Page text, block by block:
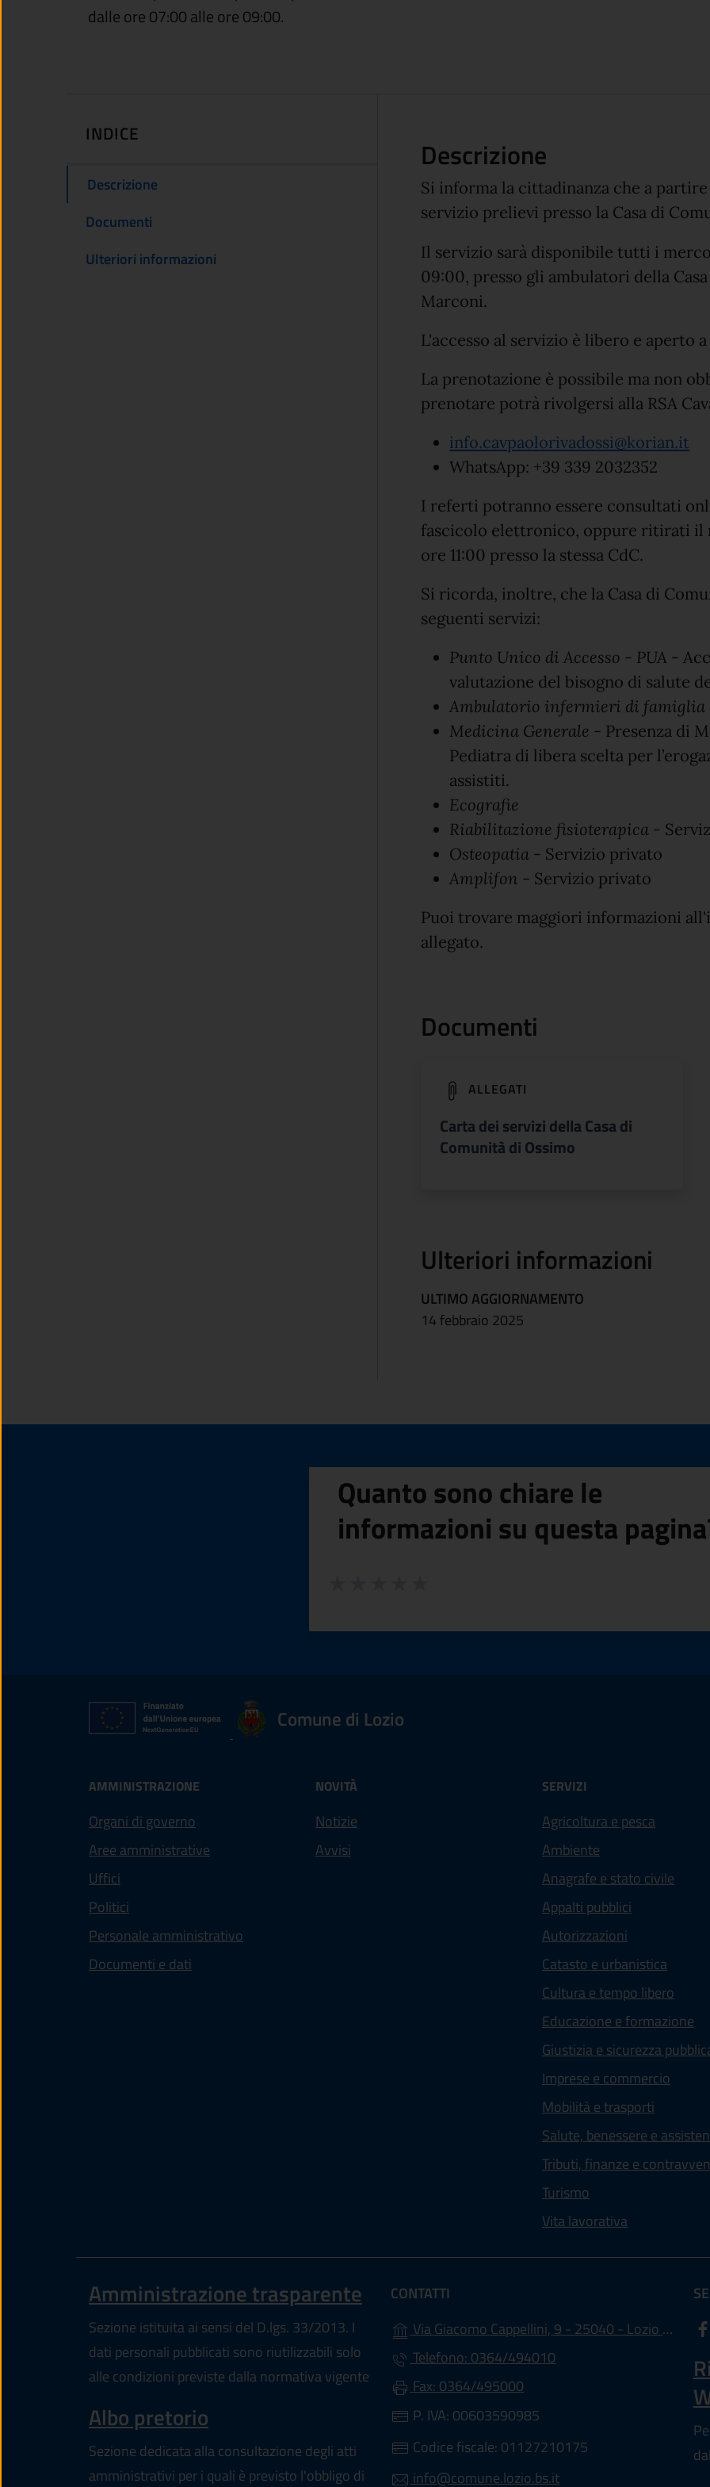
dalle ore 07:00 alle ore 09:00.
INDICE
Descrizione
Documenti
Ulteriori informazioni
Descrizione
Si informa la cittadinanza che a
servizio prelievi presso la Casa di
Il servizio sarà disponibile tutti i
09:00, presso gli ambulatori della
Marconi.
L'accesso al servizio è libero e aperto
La prenotazione è possibile ma non
prenotare potrà rivolgersi alla RSA
info.cavpaolorivadossi@korian.it
WhatsApp: +39 339 2032352
I referti potranno essere consultati
fascicolo elettronico, oppure ritirati il
ore 11:00 presso la stessa CdC.
Si ricorda, inoltre, che la Casa di
seguenti servizi:
Punto Unico di Accesso - PUA -
valutazione del bisogno di salute
Ambulatorio infermieri di famiglia
Medicina Generale - Presenza di
Pediatra di libera scelta per
assistiti.
Ecografie
Riabilitazione fisioterapica -
Osteopatia - Servizio privato
Amplifon - Servizio privato
Puoi trovare maggiori informazioni
allegato.
Documenti
ALLEGATI
Carta dei servizi della Casa di
Comunità di Ossimo
(apre in un'altra scheda).
Ulteriori informazioni
ULTIMO AGGIORNAMENTO
14 febbraio 2025
Quanto sono chiare le
informazioni su questa
Comune di Lozio
AMMINISTRAZIONE
Organi di governo
Aree amministrative
Uffici
Politici
Personale amministrativo
Documenti e dati
NOVITÀ
Notizie
Avvisi
SERVIZI
Agricoltura e pesca
Ambiente
Anagrafe e stato civile
Appalti pubblici
Autorizzazioni
Catasto e urbanistica
Cultura e tempo libero
Educazione e formazione
Giustizia e sicurezza
Imprese e commercio
Mobilità e trasporti
Salute, benessere e
Tributi, finanze e
Turismo
Vita lavorativa
Amministrazione trasparente
Sezione istituita ai sensi del D.lgs. 33/2013. I
dati personali pubblicati sono riutilizzabili solo
alle condizioni previste dalla normativa vigente
Albo pretorio
Sezione dedicata alla consultazione degli atti
amministrativi per i quali è previsto l'obbligo di
CONTATTI
Via Giacomo Cappellini, 9 - 25040 - Lozio (BS)
Telefono: 0364/494010
Fax: 0364/495000
P. IVA: 00603590985
Codice fiscale: 01127210175
info@comune.lozio.bs.it